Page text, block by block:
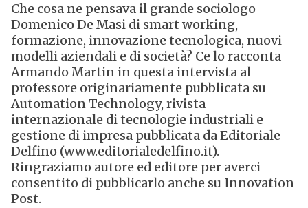
Che cosa ne pensava il grande sociologo
Domenico De Masi di smart working,
formazione, innovazione tecnologica, nuovi
modelli aziendali e di società? Ce lo racconta
Armando Martin in questa intervista al
professore originariamente pubblicata su
Automation Technology, rivista
internazionale di tecnologie industriali e
gestione di impresa pubblicata da Editoriale
Delfino (www.editorialedelfino.it).
Ringraziamo autore ed editore per averci
consentito di pubblicarlo anche su Innovation
Post.